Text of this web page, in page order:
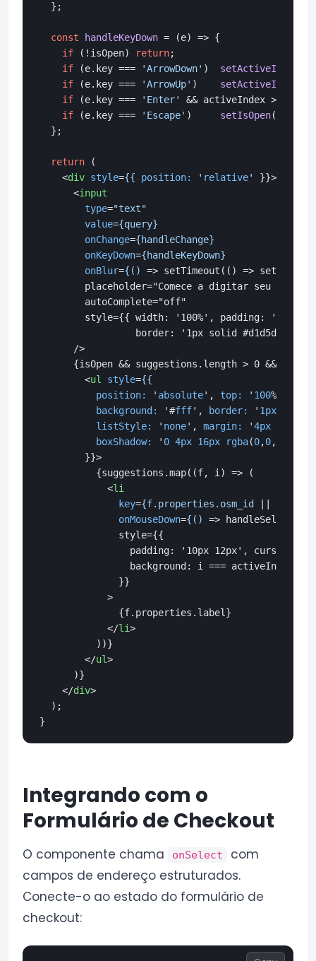
  };
const handleKeyDown = (e) => {
if (!isOpen) return;
if (e. key === 'ArrowDown' ) setActiveIndex
if (e. key === 'ArrowUp' ) setActiveIndex
if (e. key === 'Enter' && activeIndex >=
if (e. key === 'Escape' ) setIsOpen(
  };
return (
<div style={{ position: ' relative' }}>
<input
type="text"
value={query}
onChange={handleChange}
onKeyDown={handleKeyDown}
onBlur={() => setTimeout(() =>
placeholder="Comece a digitar seu
        autoComplete="off"
style={{ width: '100%', padding: '10px
border: '1px solid #d1d5db',
      />
      {isOpen && suggestions.length > 0 && (
<ul style={{
position:
' absolute', top: ' 100%',
background:
'#fff', border: ' 1px
listStyle:
' none', margin: '4px
boxShadow:
' 0 4px 16px rgba(0,0,
        }}>
          {suggestions.map((f, i) => (
<li
key={f.properties.osm_id
onMouseDown={() => handleSelect(f)}
              style={{
padding: '10px 12px', cursor:
background: i === activeIndex ?
              }}
            >
              {f.properties.label}
</li>
          ))}
</ul>
      )}
</div>
  );
Integrando com o
Formulário de Checkout
O componente chama onSelect
com
campos de endereço estruturados.
Conecte-o ao estado do formulário de
checkout: